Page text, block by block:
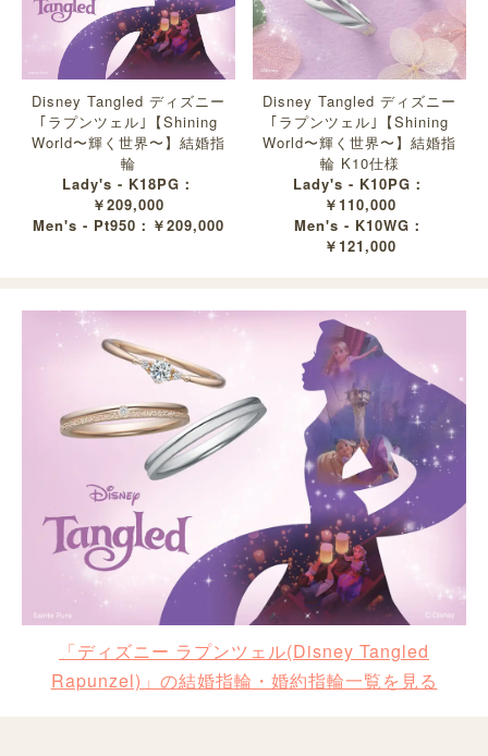
Disney Tangled ディズニー
｢ラプンツェル｣【Shining
World〜輝く世界〜】結婚指
輪
Lady's - K18PG：
￥209,000
Men's - Pt950：￥209,000
Disney Tangled ディズニー
｢ラプンツェル｣【Shining
World〜輝く世界〜】結婚指
輪 K10仕様
Lady's - K10PG：
￥110,000
Men's - K10WG：
￥121,000
「ディズニー ラプンツェル(Disney Tangled
Rapunzel)」の結婚指輪・婚約指輪一覧を見る